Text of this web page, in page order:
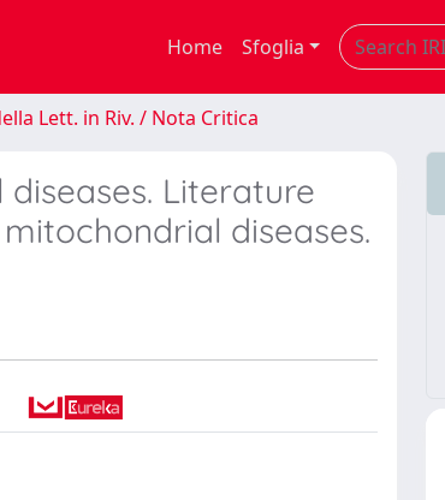
Home Sfoglia
Lett. in Riv. / Nota Critica
Literature
diseases.